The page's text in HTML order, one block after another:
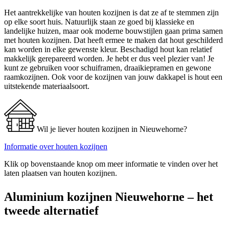
Het aantrekkelijke van houten kozijnen is dat ze af te stemmen zijn
op elke soort huis. Natuurlijk staan ze goed bij klassieke en
landelijke huizen, maar ook moderne bouwstijlen gaan prima samen
met houten kozijnen. Dat heeft ermee te maken dat hout geschilderd
kan worden in elke gewenste kleur. Beschadigd hout kan relatief
makkelijk gerepareerd worden. Je hebt er dus veel plezier van! Je
kunt ze gebruiken voor schuiframen, draaikiepramen en gewone
raamkozijnen. Ook voor de kozijnen van jouw dakkapel is hout een
uitstekende materiaalsoort.
Wil je liever houten kozijnen in Nieuwehorne?
Informatie over houten kozijnen
Klik op bovenstaande knop om meer informatie te vinden over het
laten plaatsen van houten kozijnen.
Aluminium kozijnen Nieuwehorne – het
tweede alternatief